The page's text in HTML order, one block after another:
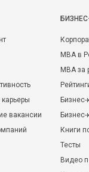
вакансии
MBA в
MBA
Бизнес-
Книги
Тесты
Видео